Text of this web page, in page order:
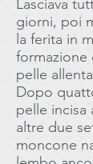
Lasciava
giorni, poi
la ferita in
formazione
pelle
Dopo
pelle
altre due
moncone